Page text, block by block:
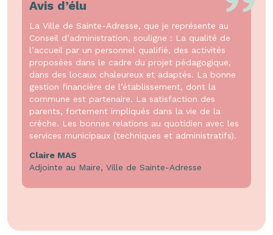
Avis d’élu
La Ville de Sainte-Adresse, que je représente au
Conseil d’administration, souligne : La qualité de
l’accueil par un personnel qualifié, des activités
proposées dans le cadre du projet pédagogique,
dans des locaux chaleureux et adaptés. La bonne
gestion financière de l’établissement, dont la
commune est partenaire. La satisfaction des
parents, fortement impliqués dans la vie de la
crèche. Les bonnes relations au quotidien avec les
services municipaux (techniques et administratifs).
Claire MAS
Adjointe au Maire, Ville de Sainte-Adresse